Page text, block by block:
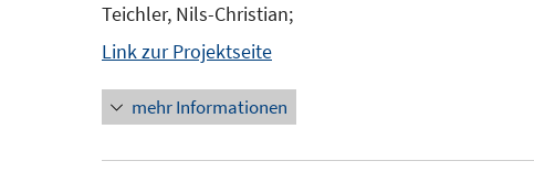
Teichler, Nils-Christian;
Link zur Projektseite
mehr Informationen